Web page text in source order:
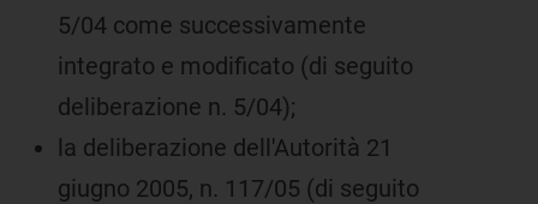
5/04 come successivamente
integrato e modificato (di seguito
deliberazione n. 5/04);
la deliberazione dell'Autorità 21
giugno 2005, n. 117/05 (di seguito